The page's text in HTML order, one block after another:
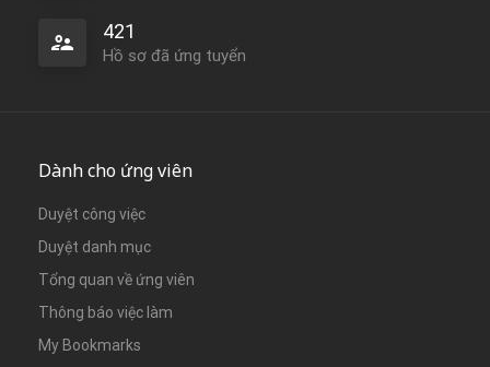
421
Hồ sơ đã ứng tuyển
Dành cho ứng viên
Duyệt công việc
Duyệt danh mục
Tổng quan về ứng viên
Thông báo việc làm
My Bookmarks